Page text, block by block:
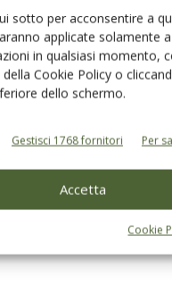
sotto per acconsentire a
applicate solamente
in qualsiasi momento,
Cookie Policy o
dello schermo.
Gestisci 1768 fornitori Per
Accetta
Cookie